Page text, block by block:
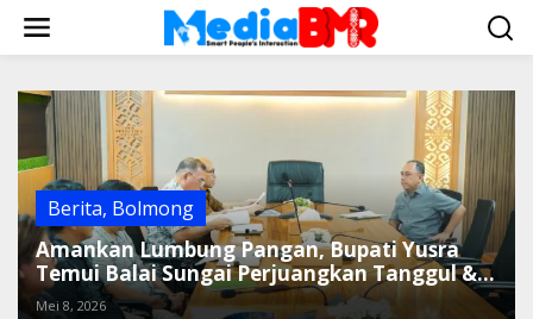
w
Berita, Bolmong
Amankan Lumbung Pangan, Bupati Yusra
Temui Balai Sungai Perjuangkan Tanggul &
Irigasi
Mei 8, 2026